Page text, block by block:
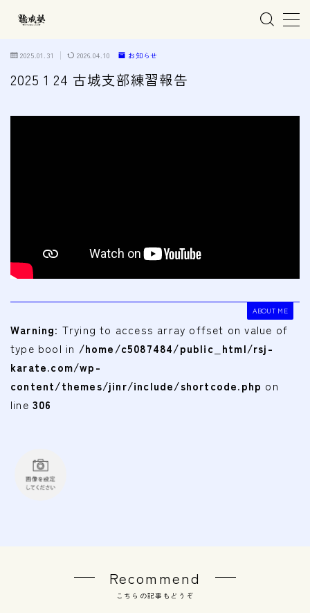
MENU
清須市の道場
無料体験
入会申込
塾長より
指導部紹介
2025.01.31 2026.04.10 お知らせ
2025 1 24 古城支部練習報告
ABOUT ME
Warning: Trying to access array offset on value of
type bool in /home/c5087484/public_html/rsj-
karate.com/wp-
content/themes/jinr/include/shortcode.php on
line 306
Recommend
こちらの記事もどうぞ